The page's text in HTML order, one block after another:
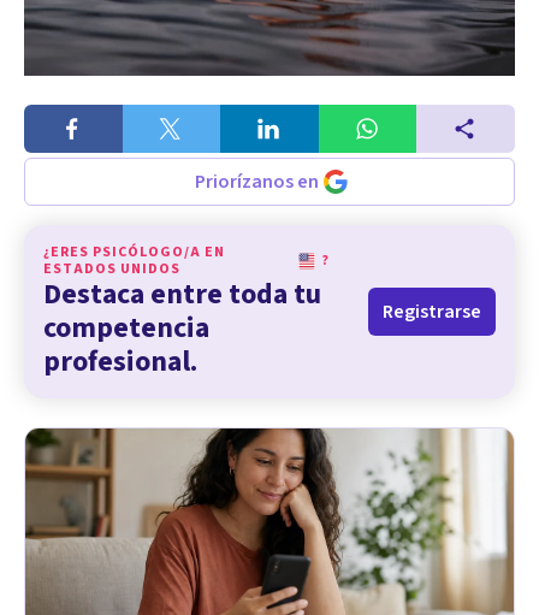
Priorízanos en
¿ERES PSICÓLOGO/A EN
ESTADOS UNIDOS
?
Destaca entre toda tu
competencia
profesional.
Registrarse